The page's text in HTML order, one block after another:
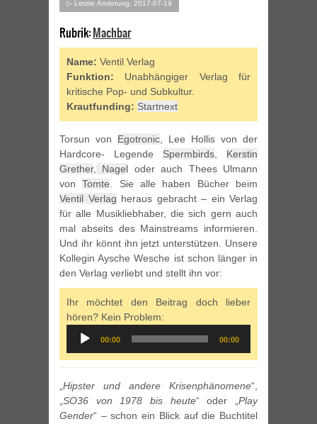
▷ Letzte Änderung: 2017-07-19
Rubrik:Machbar
Name: Ventil Verlag
Funktion: Unabhängiger Verlag für
kritische Pop- und Subkultur.
Krautfunding: Startnext
Torsun von Egotronic, Lee Hollis von der
Hardcore- Legende Spermbirds, Kerstin
Grether, Nagel oder auch Thees Ulmann
vonTomte. Sie alle haben Bücher beim
Ventil Verlag heraus gebracht – ein Verlag
für alle Musikliebhaber, die sich gern auch
mal abseits des Mainstreams informieren.
Und ihr könnt ihn jetzt unterstützen. Unsere
Kollegin Aysche Wesche ist schon länger in
den Verlag verliebt und stellt ihn vor:
Ihr möchtet den Beitrag doch lieber
hören? Kein Problem:
Audio
Player
00:00 00:00
„Hipster und andere Krisenphänomene“,
„SO36 von 1978 bis heute“ oder „Play
Gender“ – schon ein Blick auf die Buchtitel